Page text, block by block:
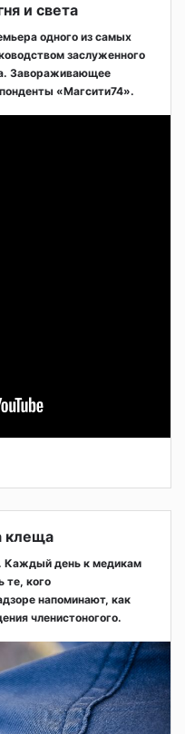
и света
одного из самых
заслуженного
Завораживающее
«Магсити74».
клеща
Каждый день к медикам
те, кого
напоминают, как
членистоногого.